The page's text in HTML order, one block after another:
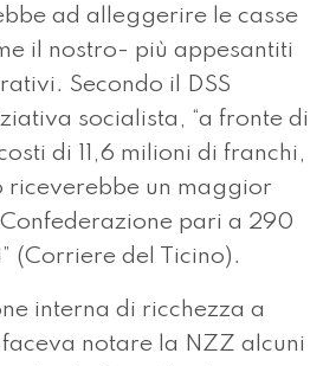
ad alleggerire le casse
il nostro- più appesantiti
Secondo il DSS
socialista, “a fronte di
di 11,6 milioni di franchi,
riceverebbe un maggior
pari a 290
(Corriere del Ticino).
interna di ricchezza a
notare la NZZ alcuni